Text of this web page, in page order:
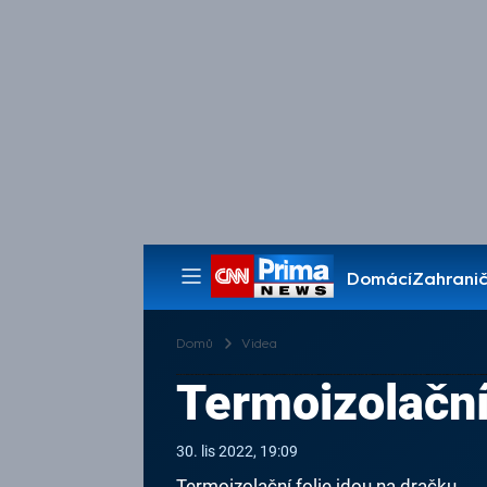
Domácí
Pořady
Domů Videa
30. lis 2022, 19:09